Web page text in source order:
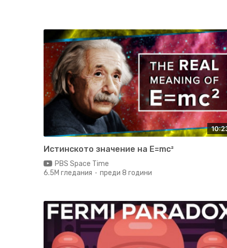
Истинското значение на E=mc²
PBS Space Time
6.5M гледания
преди 8 години